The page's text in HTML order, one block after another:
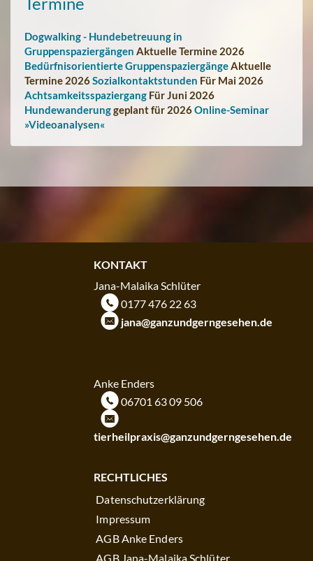
Dogwalking - Hundebetreuung in
Gruppenspaziergängen Aktuelle Termine 2026
Bedürfnisorientierte GruppenspaziergängeAktuelle
Termine 2026Sozialkontaktstunden Für Mai 2026
Achtsamkeitsspaziergang Für Juni 2026
Hundewanderunggeplant für 2026Online-Seminar
»Videoanalysen«
KONTAKT
Jana-Malaika Schlüter
m0177 476 22 63
k jana@ganzundgerngesehen.de
Anke Enders
m06701 63 09 506
k
tierheilpraxis@ganzundgerngesehen.de
RECHTLICHES
Datenschutzerklärung
Impressum
AGB Anke Enders
AGB Jana-Malaika Schlüter